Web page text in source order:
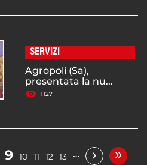
SERVIZI
Agropoli (Sa),
presentata la nu...
1127
9 10 11 12 13 … › »